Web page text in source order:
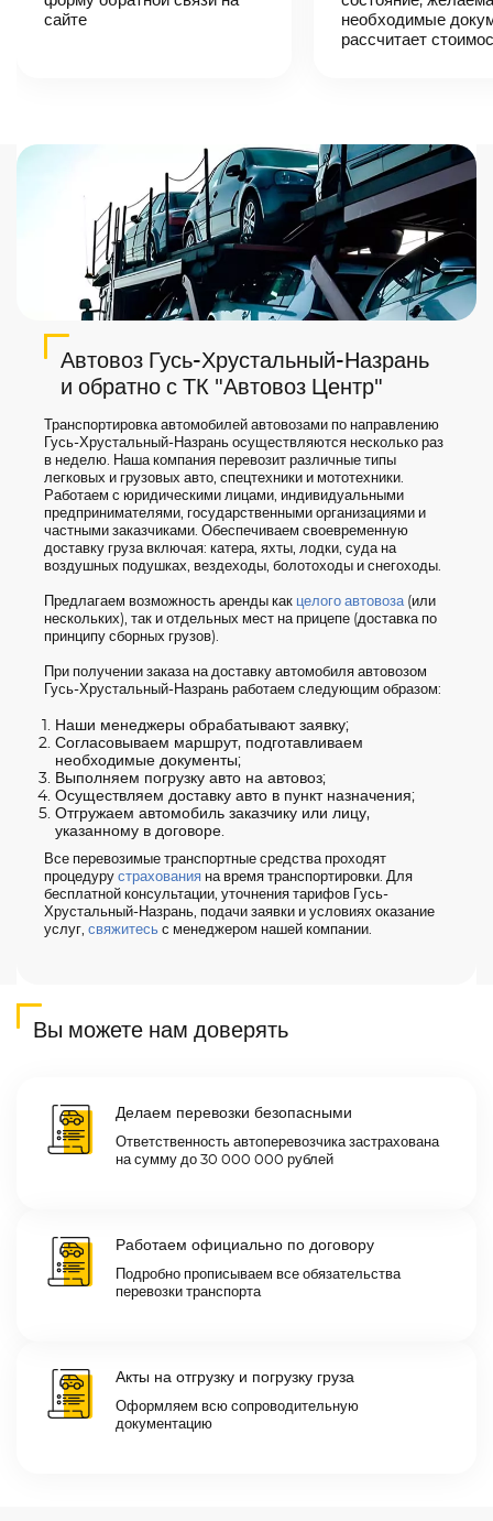
детали
автоперевозки,
сайте
необходимые
рассчитает
Автовоз Гусь-Хрустальный-Назрань
и обратно с ТК "Автовоз Центр"
Транспортировка автомобилей автовозами по направлению
Гусь-Хрустальный-Назрань осуществляются несколько раз
в неделю. Наша компания перевозит различные типы
легковых и грузовых авто, спецтехники и мототехники.
Работаем с юридическими лицами, индивидуальными
предпринимателями, государственными организациями и
частными заказчиками. Обеспечиваем своевременную
доставку груза включая: катера, яхты, лодки, суда на
воздушных подушках, вездеходы, болотоходы и снегоходы.
Предлагаем возможность аренды как целого автовоза(или
нескольких), так и отдельных мест на прицепе (доставка по
принципу сборных грузов).
При получении заказа на доставку автомобиля автовозом
Гусь-Хрустальный-Назрань работаем следующим образом:
Наши менеджеры обрабатывают заявку;
Согласовываем маршрут, подготавливаем
необходимые документы;
Выполняем погрузку авто на автовоз;
Осуществляем доставку авто в пункт назначения;
Отгружаем автомобиль заказчику или лицу,
указанному в договоре.
Все перевозимые транспортные средства проходят
процедуру страхования на время транспортировки. Для
бесплатной консультации, уточнения тарифов Гусь-
Хрустальный-Назрань, подачи заявки и условиях оказание
услуг, свяжитесь с менеджером нашей компании.
Вы можете нам доверять
Делаем перевозки безопасными
Ответственность автоперевозчика застрахована
на сумму до 30 000 000 рублей
Работаем официально по договору
Подробно прописываем все обязательства
перевозки транспорта
Акты на отгрузку и погрузку груза
Оформляем всю сопроводительную
документацию